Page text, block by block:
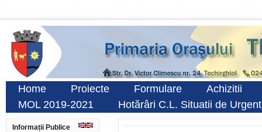
Home Proiecte Formulare
Achizitii
MOL 2019-2021
Hotărâri C.L. Situatii de
Informații Publice